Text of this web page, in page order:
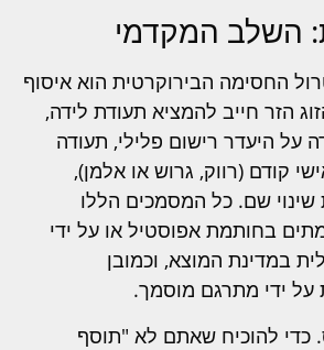
השלב המקדמי
החסימה הבירוקרטית הוא איסוף
הזר חייב להמציא תעודת לידה,
על היעדר רישום פלילי, תעודה
קודם (רווק, גרוש או אלמן),
שינוי שם. כל המסמכים הללו
בחותמת אפוסטיל או על ידי
במדינת המוצא, וכמובן
על ידי מתרגם מוסמך.
כדי להוכיח שאתם לא "תוסף